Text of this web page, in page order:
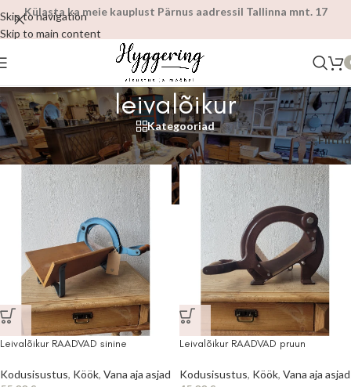
Skip to navigation
Skip to main content
Külasta ka meie kauplust Pärnus aadressil Tallinna mnt. 17
leivalõikur
Kategooriad
Esileht/Tooted siltidega “leivalõikur” Filtrid
Leivalõikur RAADVAD sinine
Kodusisustus, Köök, Vana aja asjad
Leivalõikur RAADVAD pruun
Kodusisustus, Köök, Vana aja asjad